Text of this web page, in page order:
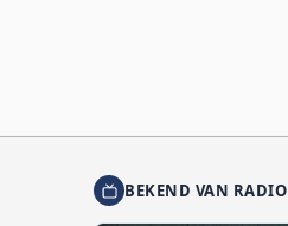
BEKEND VAN